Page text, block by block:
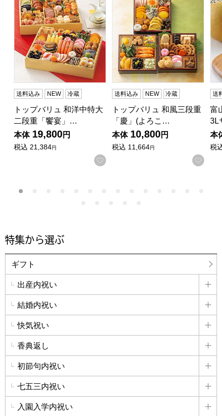
送料込み NEW 冷蔵
トップバリュ 和洋中特大
二段重「饗宴」…
本体 19,800円
税込 21,384円
お気に入りに登録する
送料込み NEW 冷蔵
トップバリュ 和風三段重
「慶」(よろこ…
本体 10,800円
税込 11,664円
お気
送
富
3L
本
税
特集から選ぶ
ギフト
出産内祝い
詳
結婚内祝い
詳
快気祝い
詳
香典返し
詳
初節句内祝い
詳
七五三内祝い
詳
入園入学内祝い
詳